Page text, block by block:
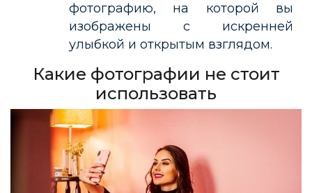
фотографию, на которой вы
изображены с искренней
улыбкой и открытым взглядом.
Какие фотографии не стоит
использовать